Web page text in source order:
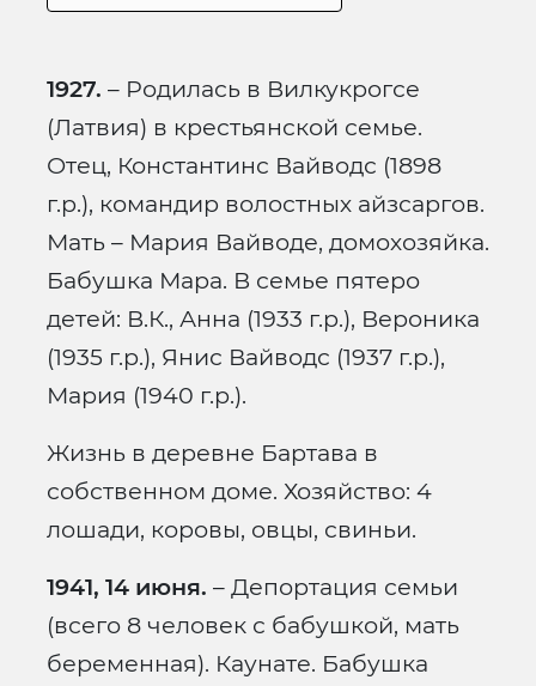
1927. – Родилась в Вилкукрогсе
(Латвия) в крестьянской семье.
Отец, Константинс Вайводс (1898
г.р.), командир волостных айзсаргов.
Мать – Мария Вайводе, домохозяйка.
Бабушка Мара. В семье пятеро
детей: В.К., Анна (1933 г.р.), Вероника
(1935 г.р.), Янис Вайводс (1937 г.р.),
Мария (1940 г.р.).
Жизнь в деревне Бартава в
собственном доме. Хозяйство: 4
лошади, коровы, овцы, свиньи.
1941, 14 июня. – Депортация семьи
(всего 8 человек с бабушкой, мать
беременная). Каунате. Бабушка